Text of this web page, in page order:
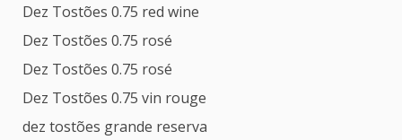
Dez Tostões 0.75 red wine
Dez Tostões 0.75 rosé
Dez Tostões 0.75 rosé
Dez Tostões 0.75 vin rouge
dez tostões grande reserva